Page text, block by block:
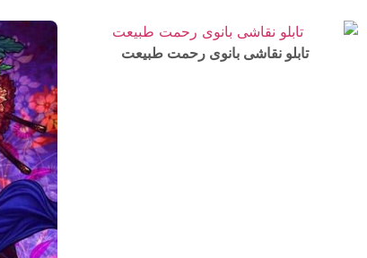
تابلو نقاشی بانوی رحمت طبیعت